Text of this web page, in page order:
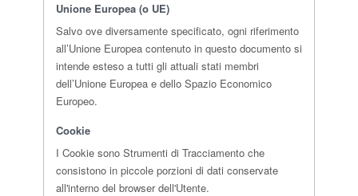
Unione Europea (o UE)
Salvo ove diversamente specificato, ogni riferimento
all’Unione Europea contenuto in questo documento si
intende esteso a tutti gli attuali stati membri
dell’Unione Europea e dello Spazio Economico
Europeo.
Cookie
I Cookie sono Strumenti di Tracciamento che
consistono in piccole porzioni di dati conservate
all'interno del browser dell'Utente.